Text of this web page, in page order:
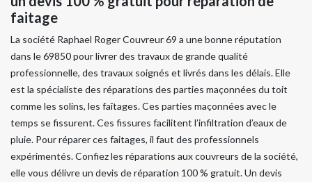
faitage
La société Raphael Roger Couvreur 69 a une bonne réputation
dans le 69850 pour livrer des travaux de grande qualité
professionnelle, des travaux soignés et livrés dans les délais. Elle
est la spécialiste des réparations des parties maçonnées du toit
comme les solins, les faîtages. Ces parties maçonnées avec le
temps se fissurent. Ces fissures facilitent l’infiltration d’eaux de
pluie. Pour réparer ces faitages, il faut des professionnels
expérimentés. Confiez les réparations aux couvreurs de la société,
elle vous délivre un devis de réparation 100 % gratuit. Un devis